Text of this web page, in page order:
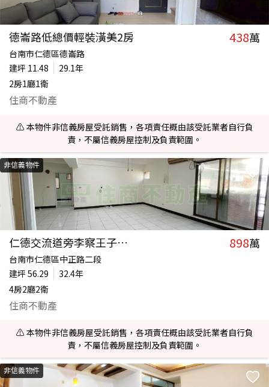
德崙路低總價輕裝潢美2房 438萬
台南市仁德區德崙路
建坪 11.48
29.1年
2房1廳1衛
住商不動產
⚠️ 本物件非信義房屋受託銷售，各項責任概由該受託業者自行負
責，不屬信義房屋控制及負責範圍。
非信義物件
仁德交流道旁李察王子四房電寓 898萬
台南市仁德區中正路二段
建坪 56.29
32.4年
4房2廳2衛
住商不動產
⚠️ 本物件非信義房屋受託銷售，各項責任概由該受託業者自行負
責，不屬信義房屋控制及負責範圍。
非信義物件